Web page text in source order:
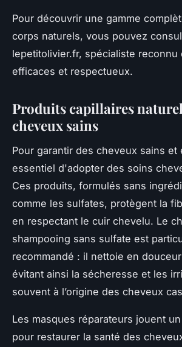
Pour découvrir une gamme
corps naturels, vous pouvez
lepetitolivier.fr, spécialiste reconnu
efficaces et respectueux.
Produits capillaires
cheveux sains
Pour garantir des cheveux sains et
essentiel d'adopter des soins
Ces produits, formulés sans
comme les sulfates, protègent la
en respectant le cuir chevelu. Le
shampooing sans sulfate est
recommandé : il nettoie en
évitant ainsi la sécheresse et les
souvent à l’origine des cheveux
Les masques réparateurs jouent
pour restaurer la santé des